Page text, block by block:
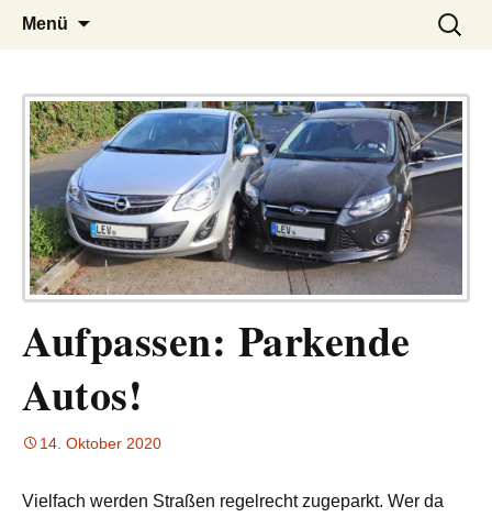
LUCKX
– das Magazin
Menü
Suchen
nach:
Aufpassen: Parkende
Autos!
14. Oktober 2020
Vielfach werden Straßen regelrecht zugeparkt. Wer da